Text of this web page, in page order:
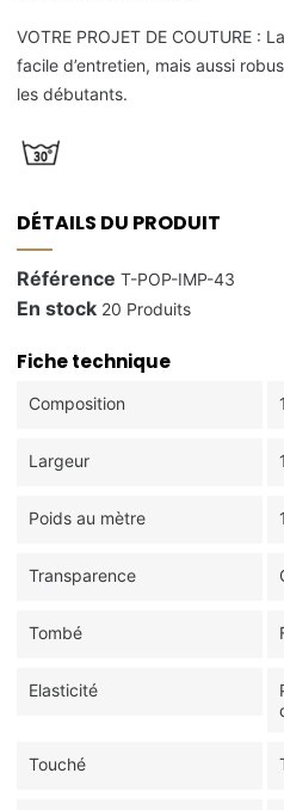
VOTRE PROJET DE COUTURE :
facile d’entretien, mais aussi
les débutants.
DÉTAILS DU PRODUIT
Référence T-POP-IMP-43
En stock 20 Produits
Fiche technique
Composition
Largeur
Poids au mètre
Transparence
Tombé
Elasticité
Touché